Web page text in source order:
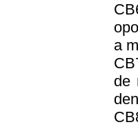
a
de